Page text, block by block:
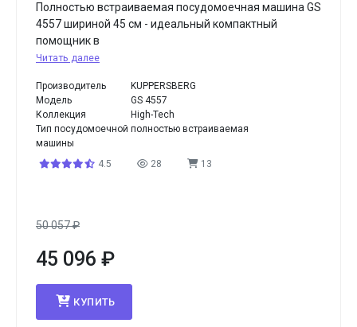
Полностью встраиваемая посудомоечная машина GS
4557 шириной 45 см - идеальный компактный
помощник в
Читать далее
Производитель
KUPPERSBERG
Модель
GS 4557
Коллекция
High-Tech
Тип посудомоечной
машины
полностью встраиваемая
4.5 28 13
50 057₽
45 096 ₽
КУПИТЬ